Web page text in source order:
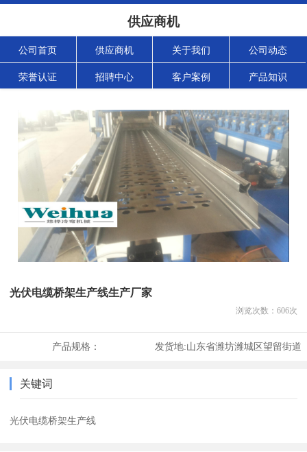
供应商机
公司首页 供应商机 关于我们 公司动态
荣誉认证 招聘中心 客户案例 产品知识
光伏电缆桥架生产线生产厂家
浏览次数： 606次
产品规格： 发货地:山东省潍坊潍城区望留街道
关键词
光伏电缆桥架生产线